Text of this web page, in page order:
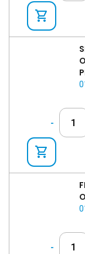
shopping_cart
-
shopping_cart
-